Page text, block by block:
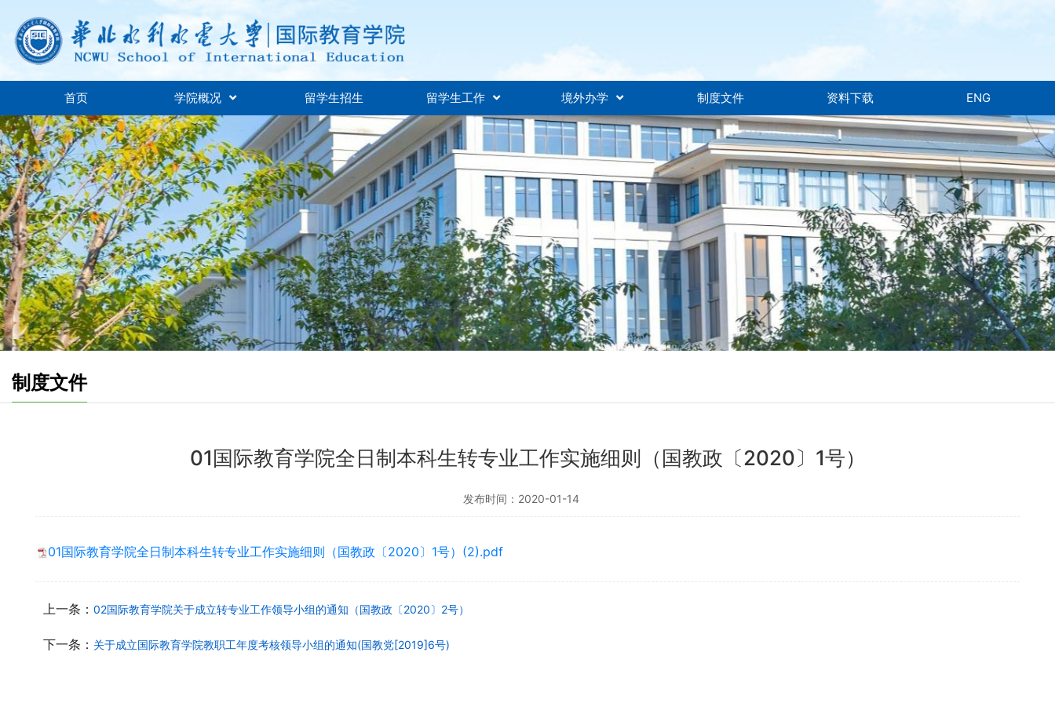
首页 学院概况 留学生招生 留学生工作 境外办学 制度文件 资料下载 ENG
制度文件
01国际教育学院全日制本科生转专业工作实施细则（国教政〔2020〕1号）
发布时间：2020-01-14
01国际教育学院全日制本科生转专业工作实施细则（国教政〔2020〕1号）(2).pdf
上一条： 02国际教育学院关于成立转专业工作领导小组的通知（国教政〔2020〕2号）
下一条： 关于成立国际教育学院教职工年度考核领导小组的通知(国教党[2019]6号)